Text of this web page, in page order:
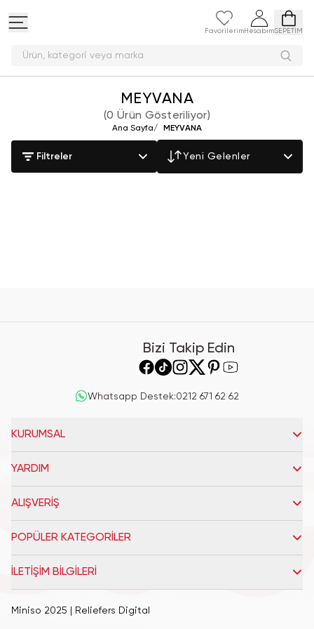
Favorilerim HesabımSEPETİM
Ürün, kategori veya marka
MEYVANA
(0 Ürün Gösteriliyor)
Ana Sayfa/ MEYVANA
Filtreler Yeni Gelenler
Bizi Takip Edin
Whatsapp Destek:0212 671 62 62
KURUMSAL
YARDIM
ALIŞVERİŞ
POPÜLER KATEGORİLER
İLETİŞİM BİLGİLERİ
Miniso 2025 | Reliefers Digital